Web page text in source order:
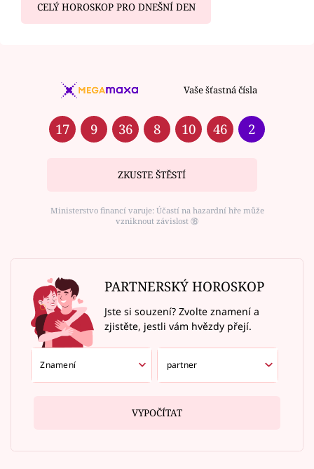
CELÝ HOROSKOP PRO DNEŠNÍ DEN
Vaše šťastná čísla
17 9 36 8 10 46 2
ZKUSTE ŠTĚSTÍ
Ministerstvo financí varuje: Účastí na hazardní hře může
vzniknout závislost ⑱
PARTNERSKÝ HOROSKOP
Jste si souzení? Zvolte znamení a
zjistěte, jestli vám hvězdy přejí.
VYPOČÍTAT